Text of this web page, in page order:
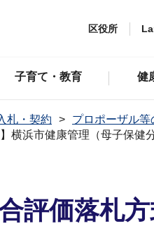
区役所
子育て・教育 健
札・契約 プロポーザル等
横浜市健康管理（母子保
評価落札